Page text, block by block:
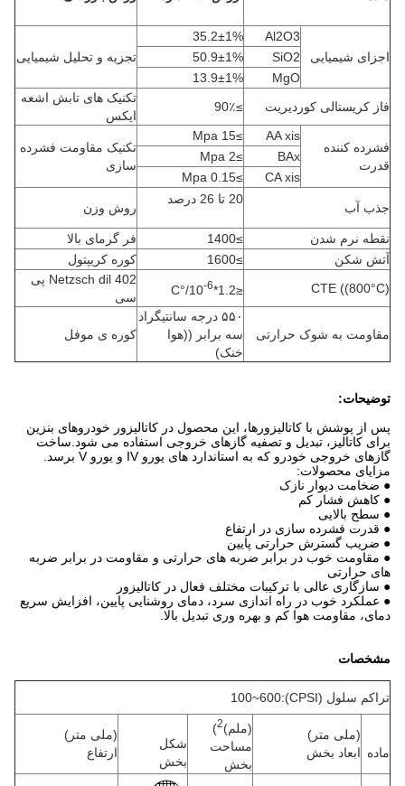
اجزای شیمیایی
Al2O3
35.2±1%
تجزیه و تحلیل شیمیایی
SiO2
50.9±1%
MgO
13.9±1%
فاز کریستالی کوردیریت
≥90٪
تکنیک های تابش اشعه
ایکس
فشرده کننده
قدرت
AA xis
≥15 Mpa
تکنیک مقاومت فشرده
سازی
BAx
≥2 Mpa
CA xis
≥0.15 Mpa
جذب آب
20 تا 26 درصد
روش وزن
نقطه نرم شدن ≥1400
فر گرمای بالا
آتش شکن
≥1600
کوره کریپتول
CTE ((800°C)
≤1.2*10
-6
/°C
Netzsch dil 402 پی
سی
مقاومت به شوک حرارتی
۵۵۰ درجه سانتیگراد
سه برابر ((هوا
خنک)
کوره ی موفل
توضیحات:
پس از پوشش با کاتالیزورها، این محصول در کاتالیزور خودروهای بنزین
برای کاتالیز، تبدیل و تصفیه گازهای خروجی استفاده می شود.ساخت
گازهای خروجی خودرو که به استاندارد های یورو IV و یورو V برسد.
مزایای محصولات:
● ضخامت دیوار نازک
● کاهش فشار کم
● سطح بالایی
● قدرت فشرده سازی در ارتفاع
● ضریب گسترش حرارتی پایین
● مقاومت خوب در برابر ضربه های حرارتی و مقاومت در برابر ضربه
های حرارتی
● سازگاری عالی با ترکیبات مختلف فعال در کاتالیزور
● عملکرد خوب در راه اندازی سرد، دمای روشنایی پایین، افزایش سریع
دمای، مقاومت هوا کم و بهره وری تبدیل بالا.
مشخصات
تراکم سلول (CPSI):100~600
ماده
(ملی متر)
ابعاد بخش
(ملم)2
)
مساحت
بخش
شکل
بخش
(ملی متر)
ارتفاع